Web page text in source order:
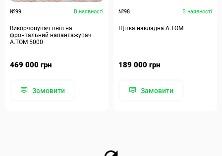
№99 В наявності
Викорчовувач пнів на
фронтальний навантажувач
А.ТОМ 5000
469 000 грн
Замовити
№98 В наявності
Щітка накладна А.ТОМ
189 000 грн
Замовити